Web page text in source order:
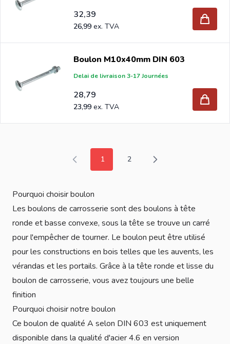
32,39
26,99
Boulon M10x40mm DIN 603
Delai de livraison 3-17 Journées
28,79
23,99
Vous lisez actuellement la page
1 Page
2
Pourquoi choisir boulon
Les boulons de carrosserie sont des boulons à tête
ronde et basse convexe, sous la tête se trouve un carré
pour l'empêcher de tourner. Le boulon peut être utilisé
pour les constructions en bois telles que les auvents, les
vérandas et les portails. Grâce à la tête ronde et lisse du
boulon de carrosserie, vous avez toujours une belle
finition
Pourquoi choisir notre boulon
Ce boulon de qualité A selon DIN 603 est uniquement
disponible dans la qualité d'acier 4.6 en version